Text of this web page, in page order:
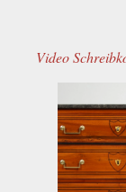
Video